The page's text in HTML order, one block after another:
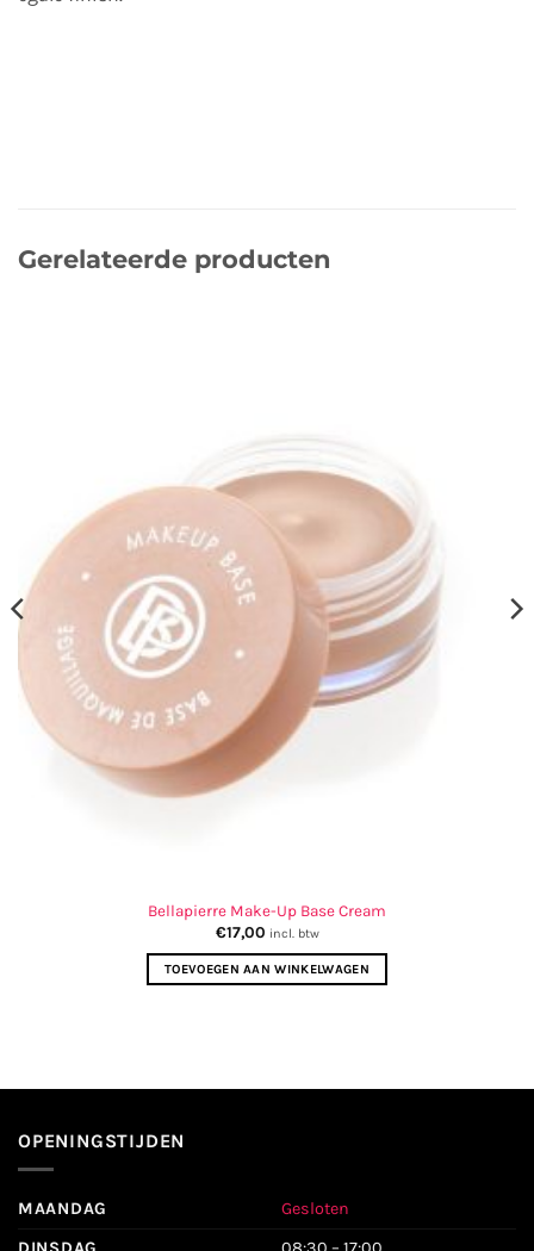
Gerelateerde producten
Bellapierre Make-Up Base Cream
€17,00 incl. btw
TOEVOEGEN AAN WINKELWAGEN
OPENINGSTIJDEN
MAANDAG
Gesloten